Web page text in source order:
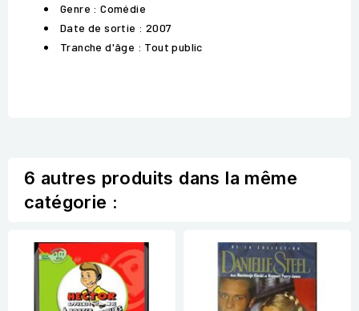
Genre : Comédie
Date de sortie : 2007
Tranche d'âge : Tout public
6 autres produits dans la même
catégorie :